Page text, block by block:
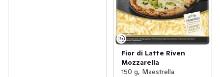
Fior di Latte Riven
Mozzarella
150 g, Maestrella